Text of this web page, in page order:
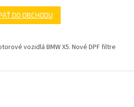
DO OBCHODU
vozidlá BMW X5. Nové DPF filtre